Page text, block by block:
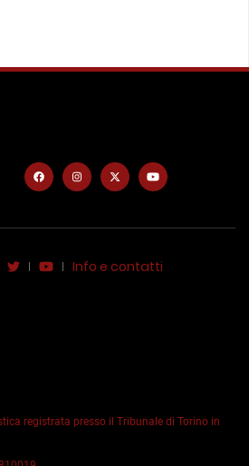
Info e contatti
registrata presso il Tribunale di Torino in